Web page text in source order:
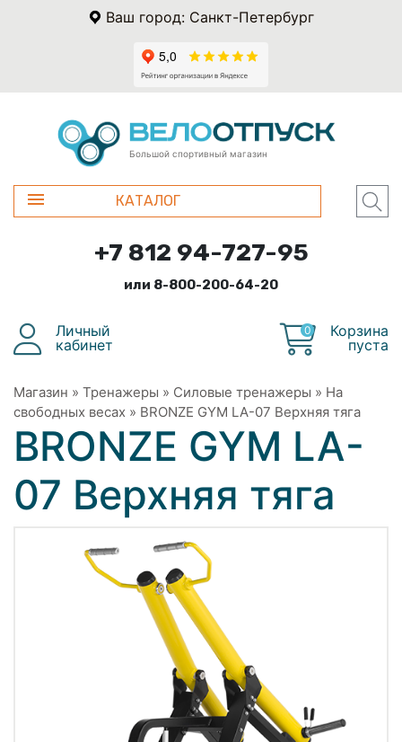
Ваш город: Санкт-Петербург
Большой спортивный магазин
КАТАЛОГ
+7 812 94-727-95
или 8-800-200-64-20
Личный
кабинет
0
Корзина
пуста
Магазин » Тренажеры » Силовые тренажеры » На
свободных весах » BRONZE GYM LA-07 Верхняя тяга
BRONZE GYM LA-
07 Верхняя тяга